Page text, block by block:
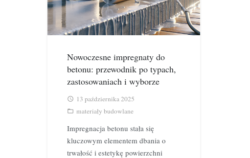
Nowoczesne impregnaty do
betonu: przewodnik po typach,
zastosowaniach i wyborze
access_time 13 października 2025
folder_open materiały budowlane
Impregnacja betonu stała się
kluczowym elementem dbania o
trwałość i estetykę powierzchni